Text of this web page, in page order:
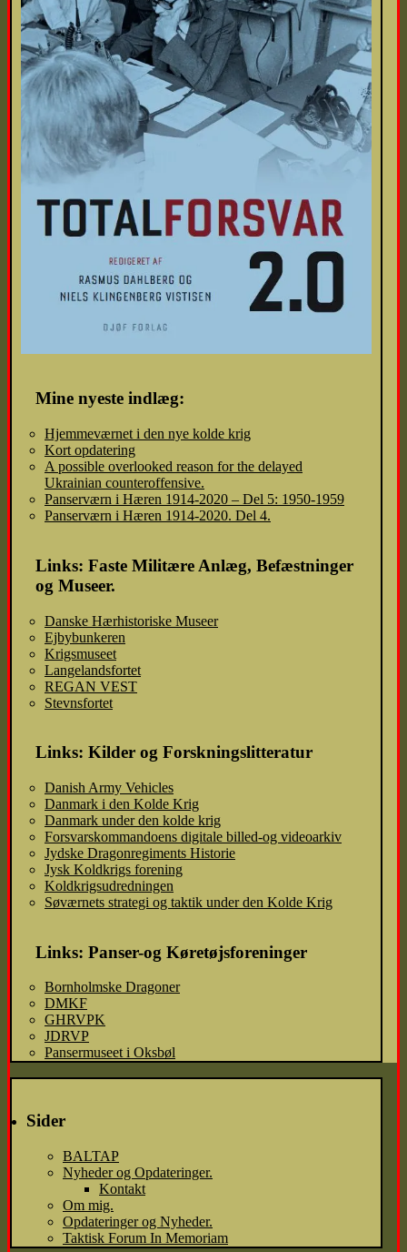
Mine nyeste indlæg:
Hjemmeværnet i den nye kolde krig
Kort opdatering
A possible overlooked reason for the delayed
Ukrainian counteroffensive.
Panserværn i Hæren 1914-2020 – Del 5: 1950-1959
Panserværn i Hæren 1914-2020. Del 4.
Links: Faste Militære Anlæg, Befæstninger
og Museer.
Danske Hærhistoriske Museer
Ejbybunkeren
Krigsmuseet
Langelandsfortet
REGAN VEST
Stevnsfortet
Links: Kilder og Forskningslitteratur
Danish Army Vehicles
Danmark i den Kolde Krig
Danmark under den kolde krig
Forsvarskommandoens digitale billed-og videoarkiv
Jydske Dragonregiments Historie
Jysk Koldkrigs forening
Koldkrigsudredningen
Søværnets strategi og taktik under den Kolde Krig
Links: Panser-og Køretøjsforeninger
Bornholmske Dragoner
DMKF
GHRVPK
JDRVP
Pansermuseet i Oksbøl
Sider
BALTAP
Nyheder og Opdateringer.
Kontakt
Om mig.
Opdateringer og Nyheder.
Taktisk Forum In Memoriam